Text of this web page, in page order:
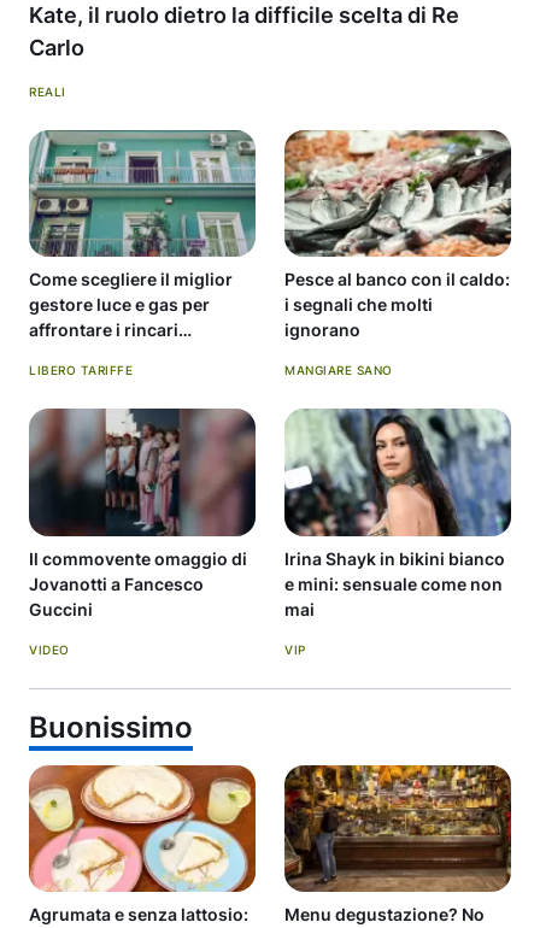
Kate, il ruolo dietro la difficile scelta di Re
Carlo
REALI
Come scegliere il miglior
gestore luce e gas per
affrontare i rincari
LIBERO TARIFFE
Pesce al banco con il caldo:
i segnali che molti
ignorano
MANGIARE SANO
Il commovente omaggio di
Jovanotti a Fancesco
Guccini
VIDEO
Irina Shayk in bikini bianco
e mini: sensuale come non
mai
VIP
Buonissimo
Agrumata e senza lattosio:
Menu degustazione? No